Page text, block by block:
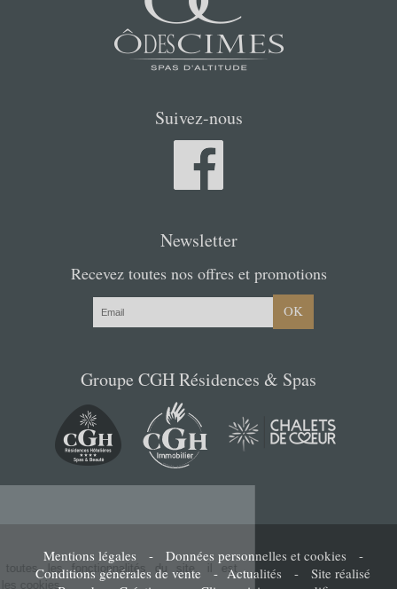
Commandez votre bon cadeau maintenant et recevez-le par mail sous 1 à 3
jours ouvrés
Suivez-nous
Newsletter
Recevez toutes nos offres et promotions
OK
Groupe CGH Résidences & Spas
Mentions légales - Données personnelles et cookies
-
Conditions générales de vente
- Actualités -
Site réalisé
Afin de bénéficier de toutes les fonctionnalités du site, il est
recommandé d'accepter les cookies.